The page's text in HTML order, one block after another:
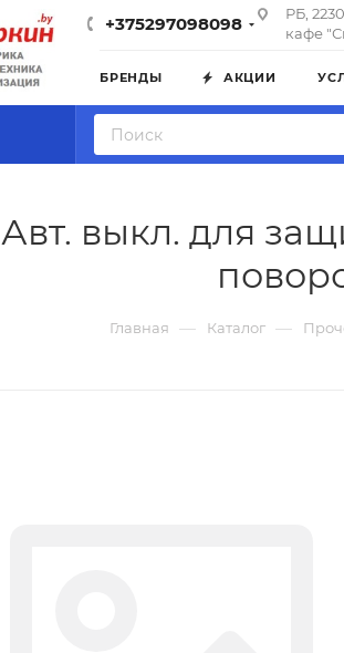
+375297098098
РБ,
кафе
БРЕНДЫ АКЦИИ
Авт. выкл. для
Главная — Каталог —